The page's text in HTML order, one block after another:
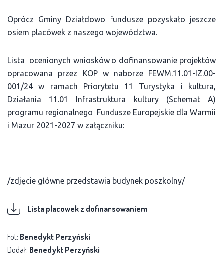
Oprócz Gminy Działdowo fundusze pozyskało jeszcze
osiem placówek z naszego województwa.
Lista ocenionych wniosków o dofinansowanie projektów
opracowana przez KOP w naborze FEWM.11.01-IZ.00-
001/24 w ramach Priorytetu 11 Turystyka i kultura,
Działania 11.01 Infrastruktura kultury (Schemat A)
programu regionalnego Fundusze Europejskie dla Warmii
i Mazur 2021-2027 w załączniku:
/zdjęcie główne przedstawia budynek poszkolny/
Lista placowek z dofinansowaniem
Fot: Benedykt Perzyński
Dodał: Benedykt Perzyński